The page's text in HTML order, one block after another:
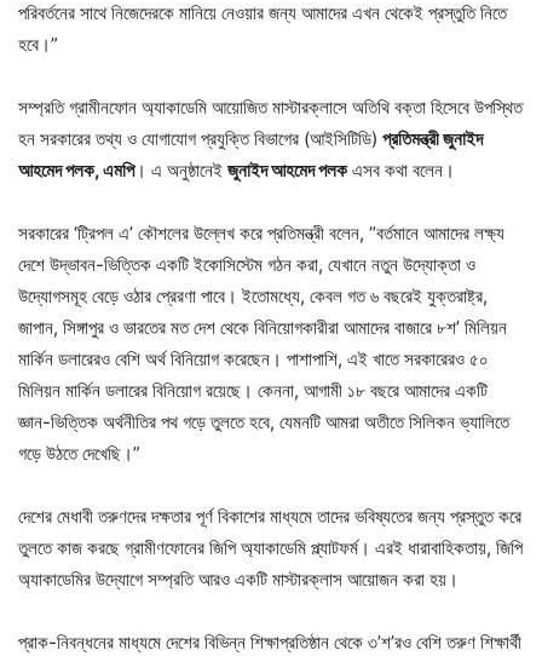
পরিবর্তনের সাথে নিজেদেরকে মানিয়ে নেওয়ার জন্য আমাদের এখন থেকেই প্রস্তুতি নিতে
হবে।”
সম্প্রতি গ্রামীনফোন অ্যাকাডেমি আয়োজিত মাস্টারক্লাসে অতিথি বক্তা হিসেবে উপস্থিত
হন সরকারের তথ্য ও যোগাযোগ প্রযুক্তি বিভাগের (আইসিটিডি) প্রতিমন্ত্রী জুনাইদ
আহমেদ পলক, এমপি। এ অনুষ্ঠানেই জুনাইদ আহমেদ পলকএসব কথা বলেন।
সরকারের ‘ট্রিপল এ’ কৌশলের উল্লেখ করে প্রতিমন্ত্রী বলেন, “বর্তমানে আমাদের লক্ষ্য
দেশে উদ্ভাবন-ভিত্তিক একটি ইকোসিস্টেম গঠন করা, যেখানে নতুন উদ্যোক্তা ও
উদ্যোগসমূহ বেড়ে ওঠার প্রেরণা পাবে। ইতোমধ্যে, কেবল গত ৬ বছরেই যুক্তরাষ্ট্র,
জাপান, সিঙ্গাপুর ও ভারতের মত দেশ থেকে বিনিয়োগকারীরা আমাদের বাজারে ৮শ’ মিলিয়ন
মার্কিন ডলারেরও বেশি অর্থ বিনিয়োগ করেছেন। পাশাপাশি, এই খাতে সরকারেরও ৫০
মিলিয়ন মার্কিন ডলারের বিনিয়োগ রয়েছে। কেননা, আগামী ১৮ বছরে আমাদের একটি
জ্ঞান-ভিত্তিক অর্থনীতির পথ গড়ে তুলতে হবে, যেমনটি আমরা অতীতে সিলিকন ভ্যালিতে
গড়ে উঠতে দেখেছি।”
দেশের মেধাবী তরুণদের দক্ষতার পূর্ণ বিকাশের মাধ্যমে তাদের ভবিষ্যতের জন্য প্রস্তুত করে
তুলতে কাজ করছে গ্রামীণফোনের জিপি অ্যাকাডেমি প্ল্যাটফর্ম। এরই ধারাবাহিকতায়, জিপি
অ্যাকাডেমির উদ্যোগে সম্প্রতি আরও একটি মাস্টারক্লাস আয়োজন করা হয়।
প্রাক-নিবন্ধনের মাধ্যমে দেশের বিভিন্ন শিক্ষাপ্রতিষ্ঠান থেকে ৩’শ’রও বেশি তরুণ শিক্ষার্থী